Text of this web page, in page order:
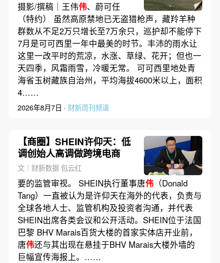
摄影/撰稿｜王伟伟、蔚可任
（特约） 虽然高原禁地已无盗猎枪声，藏羚羊种
群数从不足2万只增长至7万余只，巡护却不能停下
7月是可可西里一年中最美的时节。丰沛的雨水让
这里一改平时的荒凉，水涨、草绿、花开；但也一
天四季，风霜雨雪，冷暖无常。 可可西里地处青
海省玉树藏族自治州，平均海拔4600米以上，面积
4……
2026年8月7日 · 财新周刊频道
【商圈】SHEIN许仰天：低
调创始人高调做跨境电商
文｜财新数据 包云红
要的监管审视。 SHEIN执行董事唐伟（Donald
Tang）一直被认为是许仰天在海外的代表，负责与
全球各地人士、监管机构及投资者沟通，并代表
SHEIN出席各类会议和公开活动。SHEIN位于法国
巴黎 BHV Marais百货大楼的首家实体店开业前，
唐伟还与其出现在悬挂于BHV Marais大楼外墙的
巨幅宣传海报上。……